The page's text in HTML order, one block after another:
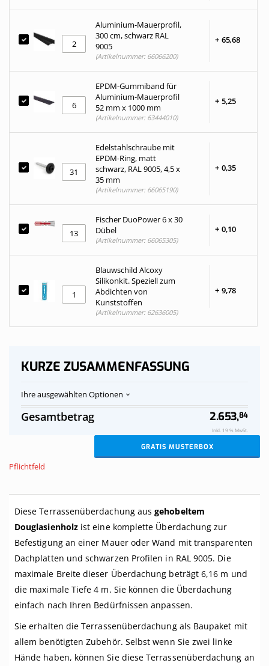
Aluminium-Mauerprofil,
300 cm, schwarz RAL
9005
+ 65,68
(Artikelnummer: 66066200)
EPDM-Gummiband für
Aluminium-Mauerprofil
52 mm x 1000 mm
+ 5,25
(Artikelnummer: 63444010)
Edelstahlschraube mit
EPDM-Ring, matt
schwarz, RAL 9005, 4,5 x
35 mm
+ 0,35
(Artikelnummer: 66065190)
Fischer DuoPower 6 x 30
Dübel
+ 0,10
(Artikelnummer: 66065305)
Blauwschild Alcoxy
Silikonkit. Speziell zum
Abdichten von
Kunststoffen
+ 9,78
(Artikelnummer: 62636005)
Pflichtfeld
KURZE ZUSAMMENFASSUNG
Ihre ausgewählten Optionen
Terrassenüberdachung
aus
an
bis
6,16
m
x
Tiefe
4
m.
schwarz
Auf
Vorrat
Gesamtbetrag 2.653,84
Inkl. 19 % MwSt.
GRATIS MUSTERBOX
Diese Terrassenüberdachung ausgehobeltem
Douglasienholzist eine komplette Überdachung zur
Befestigung an einer Mauer oder Wand mit transparenten
Dachplatten und schwarzen Profilen in RAL 9005. Die
maximale Breite dieser Überdachung beträgt 6,16 m und
die maximale Tiefe 4 m. Sie können die Überdachung
einfach nach Ihren Bedürfnissen anpassen.
Sie erhalten die Terrassenüberdachung als Baupaket mit
allem benötigten Zubehör. Selbst wenn Sie zwei linke
Hände haben, können Sie diese Terrassenüberdachung an